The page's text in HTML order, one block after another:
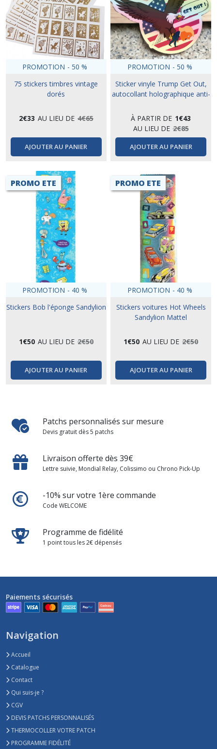
PROMOTION - 50 %
75 stickers timbres vintage
dorés
2€33 AU LIEU DE 4€65
AJOUTER AU PANIER
PROMOTION - 50 %
Sticker vinyle Trump Get Out,
autocollant holographique anti-
À PARTIR DE 1€43
AU LIEU DE 2€85
AJOUTER AU PANIER
PROMO ETE
PROMOTION - 40 %
Stickers Bob l'éponge Sandylion
1€50 AU LIEU DE 2€50
AJOUTER AU PANIER
PROMO ETE
PROMOTION - 40 %
Stickers voitures Hot Wheels
Sandylion Mattel
1€50 AU LIEU DE 2€50
AJOUTER AU PANIER
Patchs personnalisés sur mesure
Devis gratuit dès 5 patchs
Livraison offerte dès 39€
Lettre suivie, Mondial Relay, Colissimo ou Chrono Pick-Up
-10% sur votre 1ère commande
Code WELCOME
Programme de fidélité
1 point tous les 2€ dépensés
Paiements sécurisés
Navigation
Accueil
Catalogue
Contact
Qui suis-je ?
CGV
DEVIS PATCHS PERSONNALISÉS
THERMOCOLLER VOTRE PATCH
PROGRAMME FIDÉLITÉ